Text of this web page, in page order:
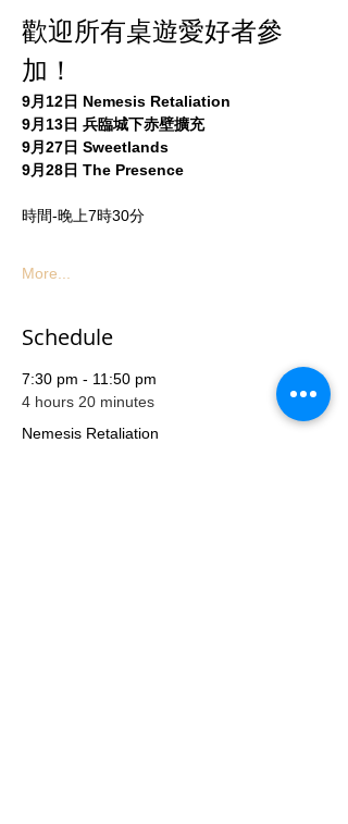
歡迎所有桌遊愛好者參
加！
9月12日 Nemesis Retaliation
9月13日 兵臨城下赤壁擴充
9月27日 Sweetlands
9月28日 The Presence
時間-晚上7時30分
More...
Schedule
7:30 pm - 11:50 pm
4 hours 20 minutes
Nemesis Retaliation